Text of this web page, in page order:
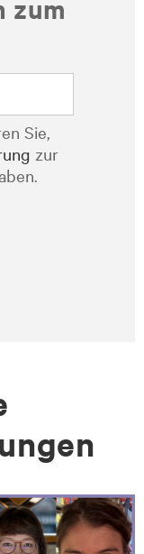
zum
Sie,
zur